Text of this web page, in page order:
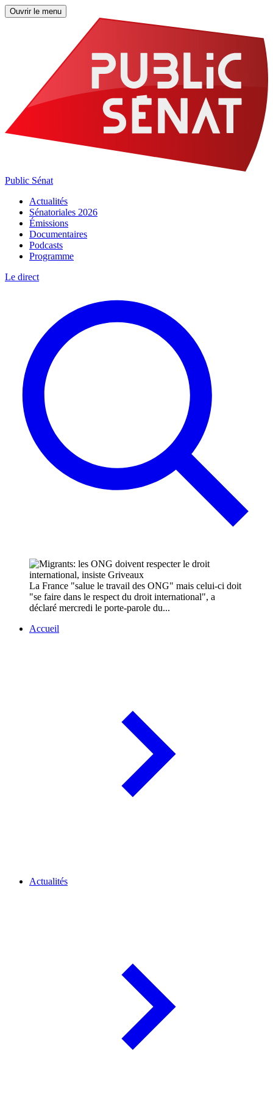
Ouvrir le menu
Public Sénat
Actualités
Sénatoriales 2026
Émissions
Documentaires
Podcasts
Programme
Le direct
La France "salue le travail des ONG" mais celui-ci doit
"se faire dans le respect du droit international", a
déclaré mercredi le porte-parole du...
Accueil
Actualités